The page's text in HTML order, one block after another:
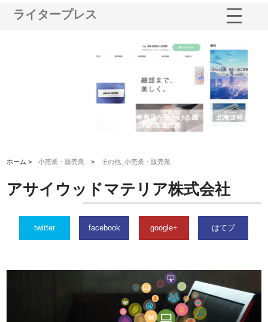
ライタープレス
北海道軽金属株式会社がスノー
フライとテーパーブロックの専
用ページを新設
ホーム >小売業・販売業 > その他_小売業・販売業
アサイウッドマテリア株式会社
twitter facebook google+ はてブ